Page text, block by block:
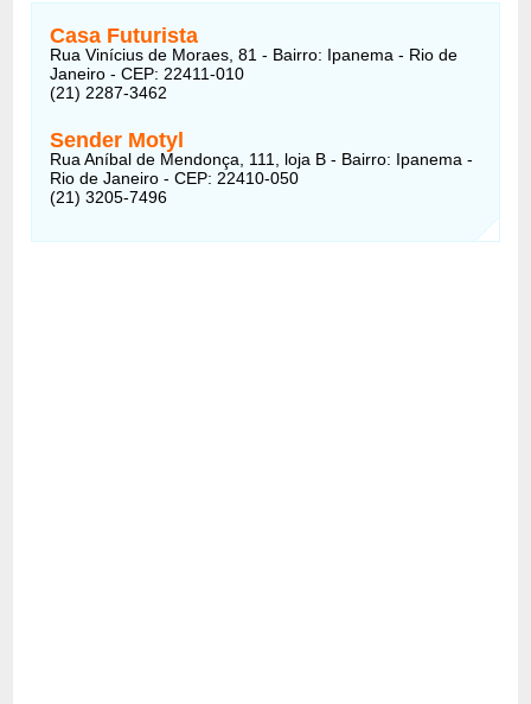
Casa Futurista
Rua Vinícius de Moraes, 81 - Bairro: Ipanema - Rio de
Janeiro - CEP: 22411-010
(21) 2287-3462
Sender Motyl
Rua Aníbal de Mendonça, 111, loja B - Bairro: Ipanema -
Rio de Janeiro - CEP: 22410-050
(21) 3205-7496